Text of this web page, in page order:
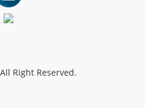
Right Reserved.